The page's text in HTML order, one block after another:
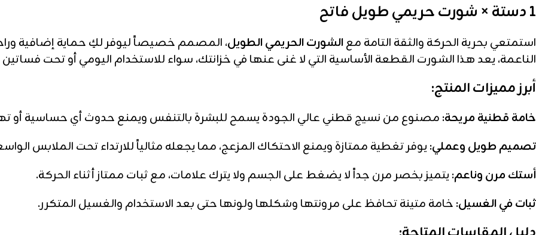
1 دستة × شورت حريمي طويل فاتح
استمتعي بحرية الحركة والثقة التامة معالشورت الحريمي الطويل، المصمم خصيصاً ليوفر لكِ حماية إضافية
الناعمة، يعد هذا الشورت القطعة الأساسية التي لا غنى عنها في خزانتك، سواء للاستخدام اليومي أو تحت
أبرز مميزات المنتج:
خامة قطنية مريحة: مصنوع من نسيج قطني عالي الجودة يسمح للبشرة بالتنفس ويمنع حدوث أي حساسية أو
تصميم طويل وعملي: يوفر تغطية ممتازة ويمنع الاحتكاك المزعج، مما يجعله مثالياً للارتداء تحت الملابس
أستك مرن وناعم: يتميز بخصر مرن جداً لا يضغط على الجسم ولا يترك علامات، مع ثبات ممتاز أثناء الحركة.
ثبات في الغسيل: خامة متينة تحافظ على مرونتها وشكلها ولونها حتى بعد الاستخدام والغسيل المتكرر.